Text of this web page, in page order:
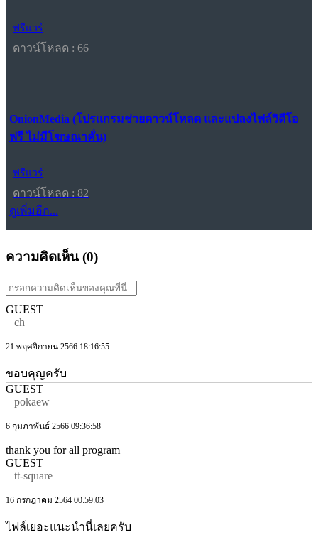
ฟรีแวร์
ดาวน์โหลด : 66
OnionMedia (โปรแกรมช่วยดาวน์โหลด และแปลงไฟล์วิดีโอ
ฟรี ไม่มีโฆษณาคั่น)
ฟรีแวร์
ดาวน์โหลด : 82
ดูเพิ่มอีก...
ความคิดเห็น (0)
GUEST
ch
21 พฤศจิกายน 2566 18:16:55
ขอบคุญครับ
GUEST
pokaew
6 กุมภาพันธ์ 2566 09:36:58
thank you for all program
GUEST
tt-square
16 กรกฎาคม 2564 00:59:03
ไฟล์เยอะแนะนำนี่เลยครับ